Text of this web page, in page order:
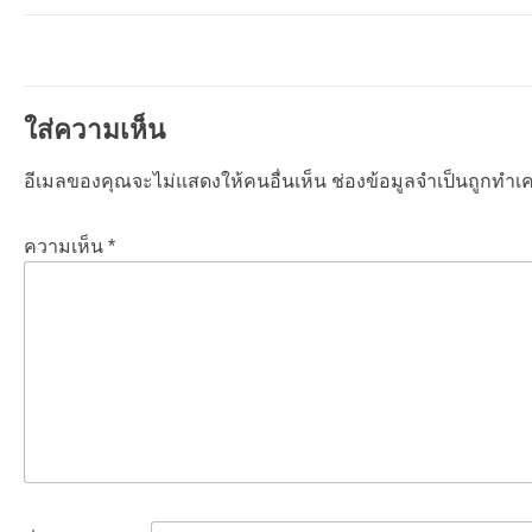
ใส่ความเห็น
อีเมลของคุณจะไม่แสดงให้คนอื่นเห็น ช่องข้อมูลจำเป็นถูกทำเค
ความเห็น*